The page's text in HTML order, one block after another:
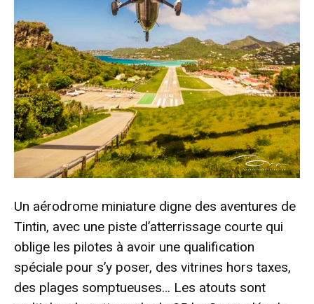
Un aérodrome miniature digne des aventures de
Tintin, avec une piste d’atterrissage courte qui
oblige les pilotes à avoir une qualification
spéciale pour s’y poser, des vitrines hors taxes,
des plages somptueuses… Les atouts sont